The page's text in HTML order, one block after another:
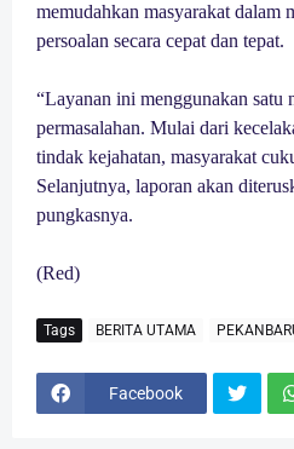
memudahkan masyarakat dalam
persoalan secara cepat dan tepat.
“Layanan ini menggunakan satu
permasalahan. Mulai dari
tindak kejahatan, masyarakat
Selanjutnya, laporan akan
pungkasnya.
(Red)
Tags BERITA UTAMA
Facebook